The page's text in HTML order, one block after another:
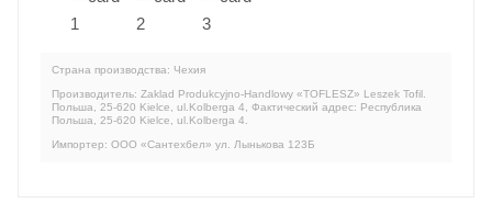
Страна производства: Чехия
Производитель: Zaklad Produkcyjno-Handlowy «TOFLESZ» Leszek Tofil.
Польша, 25-620 Kielce, ul.Kolberga 4, Фактический адрес: Республика
Польша, 25-620 Kielce, ul.Kolberga 4.
Импортер: ООО «Сантехбел» ул. Лынькова 123Б